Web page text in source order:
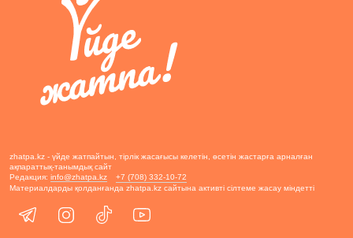
zhatpa.kz - үйде жатпайтын, тірлік жасағысы келетін, өсетін жастарға арналған
ақпараттық-танымдық сайт
Редакция: info@zhatpa.kz
+7 (708) 332-10-72
Материалдарды қолданғанда zhatpa.kz сайтына активті сілтеме жасау міндетті